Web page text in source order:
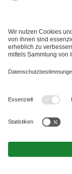
Datenschutz.